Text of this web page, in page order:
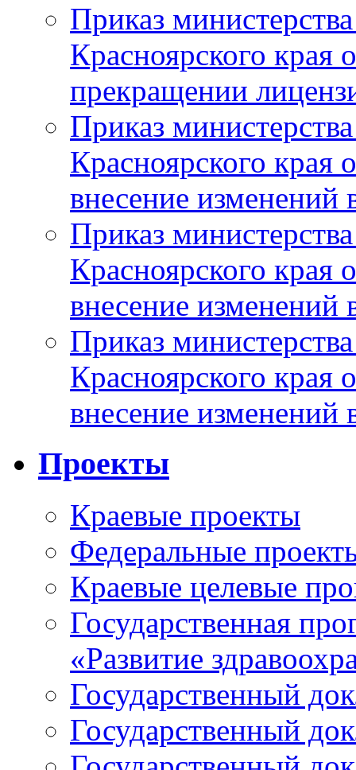
Приказ
Красноярского
прекращении
Приказ
Красноярского
внесение изменений
Приказ
Красноярского
внесение изменений
Приказ
Красноярского
внесение изменений
Проекты
Краевые проекты
Федеральные
Краевые целевые
Государственная
«Развитие
Государственный
Государственный